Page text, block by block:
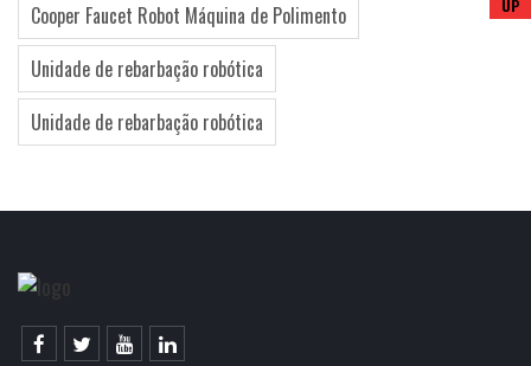
Cooper Faucet Robot Máquina de Polimento
Unidade de rebarbação robótica
Unidade de rebarbação robótica